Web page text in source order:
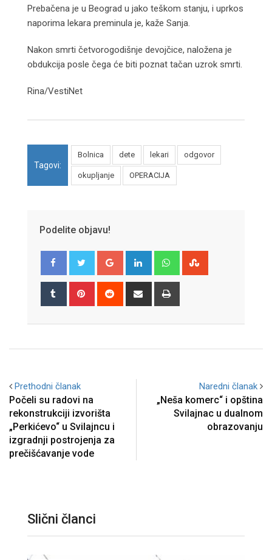
Prebačena je u Beograd u jako teškom stanju, i uprkos
naporima lekara preminula je, kaže Sanja.
Nakon smrti četvorogodišnje devojčice, naložena je
obdukcija posle čega će biti poznat tačan uzrok smrti.
Rina/VestiNet
Tagovi:
Bolnica dete lekari odgovor
okupljanje OPERACIJA
Podelite objavu!
Google+ LinkedIn Whatsapp
Tumblr Pinterest Reddit
Share
Prethodni članak
Počeli su radovi na
rekonstrukciji izvorišta
„Perkićevo“ u Svilajncu i
izgradnji postrojenja za
prečišćavanje vode
Naredni članak
„Neša komerc“ i opština
Svilajnac u dualnom
obrazovanju
Slični članci